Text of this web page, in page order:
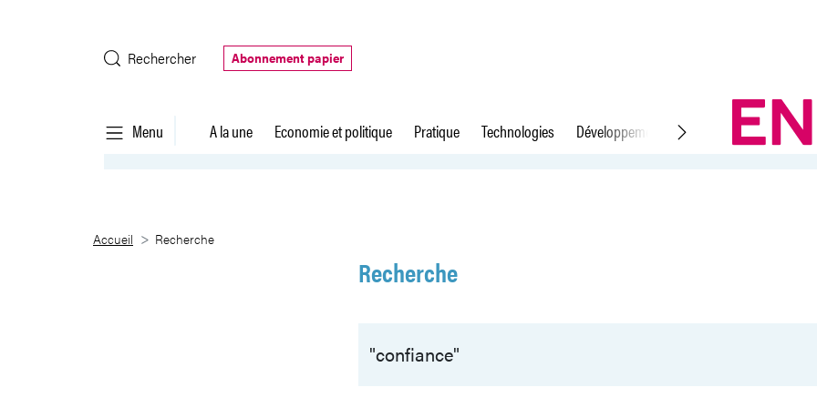
Rechercher
Abonnement papier
Menu A la une Economie et politique Pratique Technologies Développement durable Droit du travail
Recherche
Accueil Recherche
Recherche